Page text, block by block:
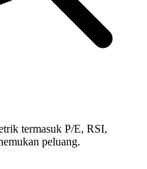
termasuk P/E, RSI,
peluang.